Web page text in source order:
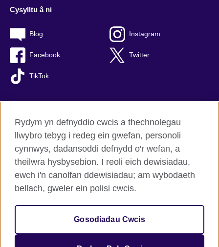
Cysylltu â ni
Blog Instagram
Facebook Twitter
TikTok
British Council Byd-eang
Preifatrwydd a thelerau defnyddio
Hygyrchedd
© 2026 British Council
Sefydliad rhyngwladol y Deyrnas Unedig am gysylltiadau
Rydym yn defnyddio cwcis a thechnolegau
llwybro tebyg i redeg ein gwefan, personoli
cynnwys, dadansoddi defnydd o'r wefan, a
theilwra hysbysebion. I reoli eich dewisiadau,
ewch i'n canolfan ddewisiadau; am wybodaeth
bellach, gweler ein polisi cwcis.
Gosodiadau Cwcis